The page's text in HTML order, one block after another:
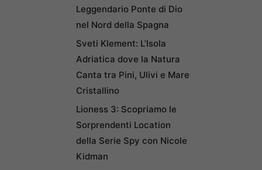
Leggendario Ponte di Dio
nel Nord della Spagna
Sveti Klement: L’Isola
Adriatica dove la Natura
Canta tra Pini, Ulivi e Mare
Cristallino
Lioness 3: Scopriamo le
Sorprendenti Location
della Serie Spy con Nicole
Kidman